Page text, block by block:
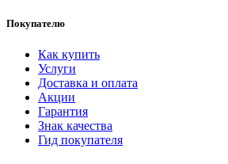
Покупателю
Как купить
Услуги
Доставка и оплата
Акции
Гарантия
Знак качества
Гид покупателя